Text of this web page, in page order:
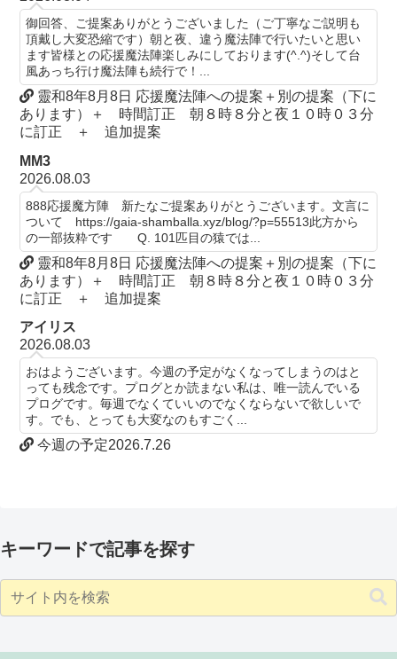
御回答、ご提案ありがとうございました（ご丁寧なご説明も
頂戴し大変恐縮です）朝と夜、違う魔法陣で行いたいと思い
ます皆様との応援魔法陣楽しみにしております(^.^)そして台
風あっち行け魔法陣も続行で！...
靈和8年8月8日 応援魔法陣への提案＋別の提案（下に
あります）＋ 時間訂正 朝８時８分と夜１０時０３分
に訂正 ＋ 追加提案
MM3
2026.08.03
888応援魔方陣 新たなご提案ありがとうございます。文言に
ついて https://gaia-shamballa.xyz/blog/?p=55513此方から
の一部抜粋です Q. 101匹目の猿では...
靈和8年8月8日 応援魔法陣への提案＋別の提案（下に
あります）＋ 時間訂正 朝８時８分と夜１０時０３分
に訂正 ＋ 追加提案
アイリス
2026.08.03
おはようございます。今週の予定がなくなってしまうのはと
っても残念です。プログとか読まない私は、唯一読んでいる
プログです。毎週でなくていいのでなくならないで欲しいで
す。でも、とっても大変なのもすごく...
今週の予定2026.7.26
キーワードで記事を探す